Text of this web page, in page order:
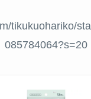
tikukuohariko/
085784064?s=20